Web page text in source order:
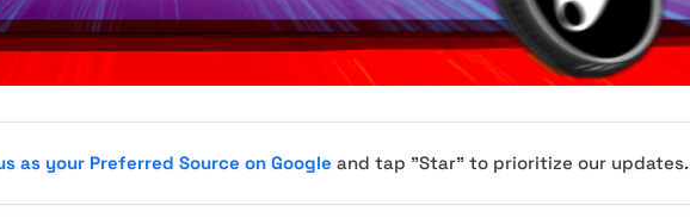
as your Preferred Source on Google and tap "Star" to prioritize our updates.